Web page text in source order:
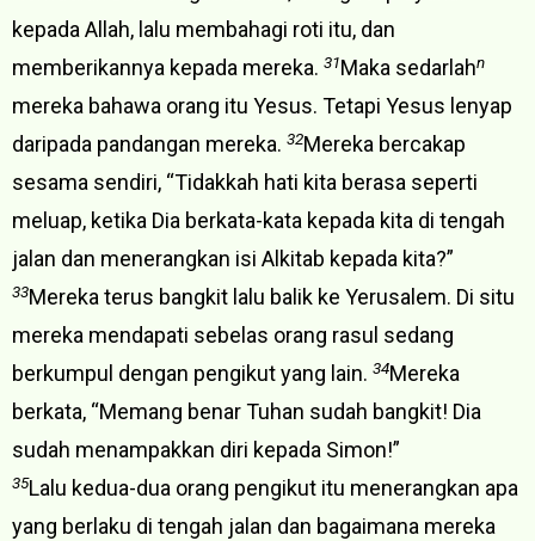
kepada Allah, lalu membahagi roti itu, dan
memberikannya kepada mereka. 31Maka sedarlahn
mereka bahawa orang itu Yesus. Tetapi Yesus lenyap
daripada pandangan mereka. 32Mereka bercakap
sesama sendiri, “Tidakkah hati kita berasa seperti
meluap, ketika Dia berkata-kata kepada kita di tengah
jalan dan menerangkan isi Alkitab kepada kita?”
33Mereka terus bangkit lalu balik ke Yerusalem. Di situ
mereka mendapati sebelas orang rasul sedang
berkumpul dengan pengikut yang lain. 34Mereka
berkata, “Memang benar Tuhan sudah bangkit! Dia
sudah menampakkan diri kepada Simon!”
35Lalu kedua-dua orang pengikut itu menerangkan apa
yang berlaku di tengah jalan dan bagaimana mereka